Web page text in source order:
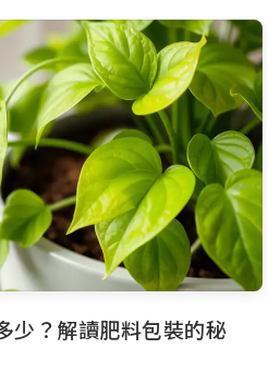
少？解讀肥料包裝的秘